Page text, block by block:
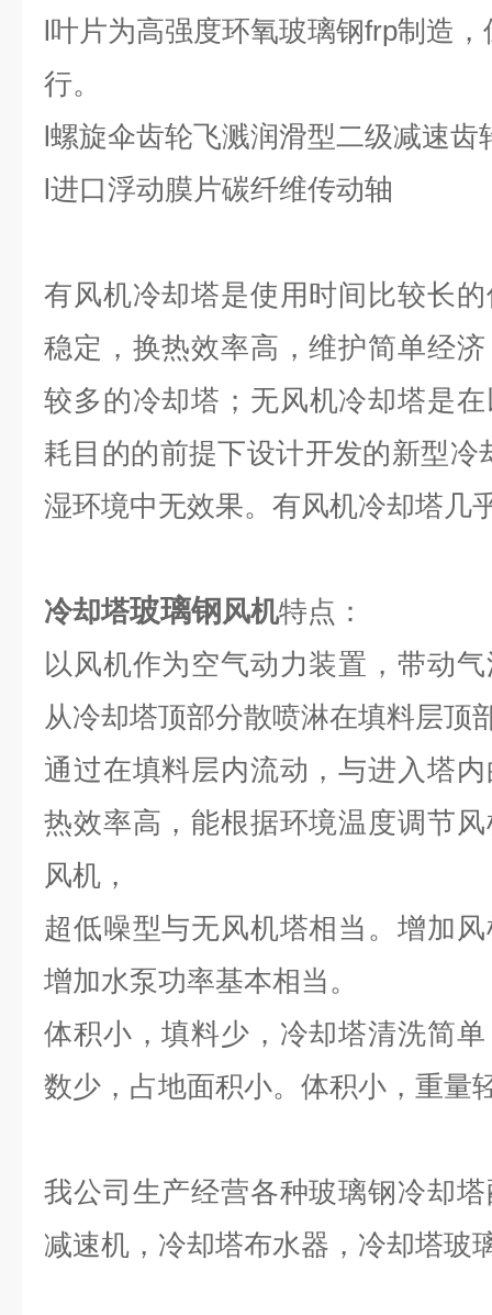
l叶片为高强度环氧玻璃钢frp制造
行。
l螺旋伞齿轮飞溅润滑型二级减速齿
l进口浮动膜片碳纤维传动轴
有风机冷却塔是使用时间比较长
稳定，换热效率高，维护简单经
较多的冷却塔；无风机冷却塔是
耗目的的前提下设计开发的新型冷
湿环境中无效果。有风机冷却塔几
冷却塔玻璃钢 风机特点：
以风机作为空气动力装置，带动
从冷却塔顶部分散喷淋在填料层顶
通过在填料层内流动，与进入塔
热效率高，能根据环境温度调节
风机，
超低噪型与无风机塔相当。增加
增加水泵功率基本相当。
体积小，填料少，冷却塔清洗简
数少，占地面积小。体积小，重量
我公司生产经营各种玻璃钢冷却
减速机，冷却塔布水器，冷却塔玻